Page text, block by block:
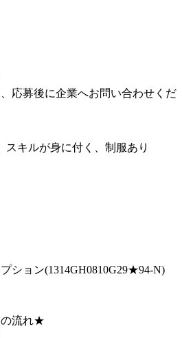
応募後に企業へお問い合わせくだ
スキルが身に付く、制服あり
ション(1314GH0810G29★94-N)
の流れ★